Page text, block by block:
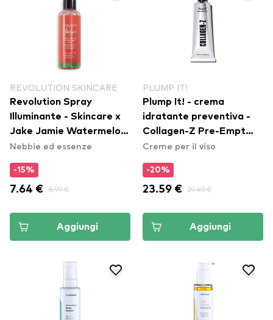
REVOLUTION SKINCARE
Revolution Spray
Illuminante - Skincare x
Jake Jamie Watermelon
Brightening Essence
Nebbie ed essenze
-15%
7.64 € 8.99 €
Aggiungi
PLUMP IT!
Plump It! - crema
idratante preventiva -
Collagen-Z Pre-Empt
Day
Creme per il viso
-20%
23.59 € 29.49 €
Aggiungi